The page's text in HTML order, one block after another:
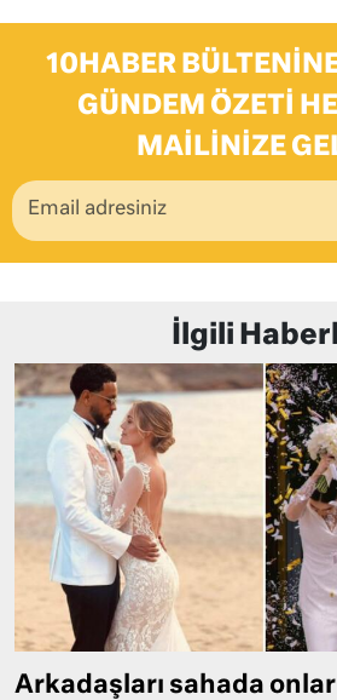
10HABER
GÜNDEM ÖZETI
MAILINIZE
İlgili
Arkadaşları sahada